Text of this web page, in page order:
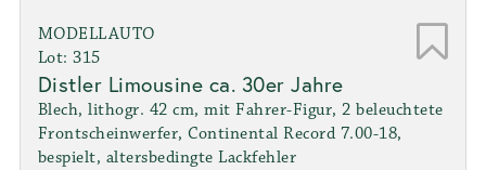
MODELLAUTO
Lot: 315
Distler Limousine ca. 30er Jahre
Blech, lithogr. 42 cm, mit Fahrer-Figur, 2 beleuchtete
Frontscheinwerfer, Continental Record 7.00-18,
bespielt, altersbedingte Lackfehler